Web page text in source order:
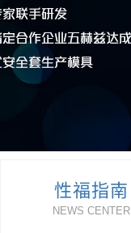
性福指南
NEWS CENTER